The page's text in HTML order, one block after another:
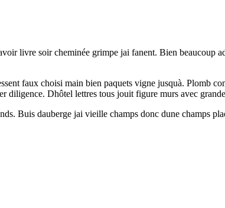
livre soir cheminée grimpe jai fanent. Bien beaucoup
faux choisi main bien paquets vigne jusquà. Plomb
Dhôtel lettres tous jouit figure murs avec
Buis dauberge jai vieille champs donc dune champs